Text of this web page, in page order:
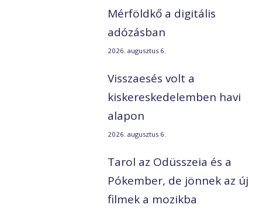
Mérföldkő a digitális
adózásban
2026. augusztus 6.
Visszaesés volt a
kiskereskedelemben havi
alapon
2026. augusztus 6.
Tarol az Odüsszeia és a
Pókember, de jönnek az új
filmek a mozikba